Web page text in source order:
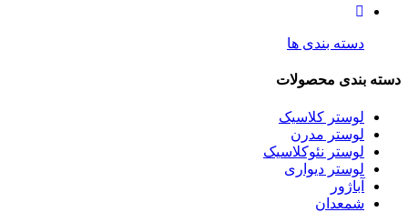
دسته بندی ها
دسته بندی محصولات
لوستر کلاسیک
لوستر مدرن
لوستر نئوکلاسیک
لوستر دیواری
آباژور
شمعدان